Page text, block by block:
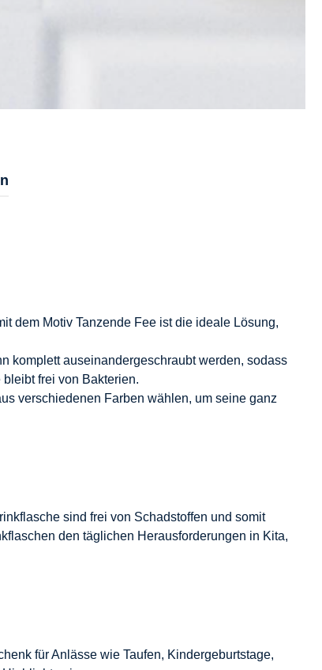
dem Motiv Tanzende Fee ist die ideale Lösung,
komplett auseinandergeschraubt werden, sodass
frei von Bakterien.
verschiedenen Farben wählen, um seine ganz
sind frei von Schadstoffen und somit
den täglichen Herausforderungen in Kita,
für Anlässe wie Taufen, Kindergeburtstage,